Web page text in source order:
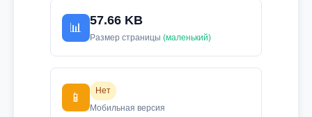
📊
57.66 KB
Размер страницы (маленький)
📱
Нет
Мобильная версия